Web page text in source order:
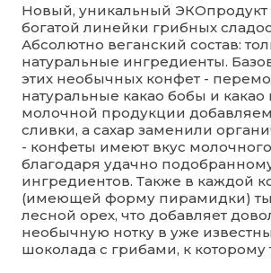
Новый, уникальный
богатой линейки грибных
Абсолютно веганский состав:
натуральные ингредиенты.
этих необычных конфет -
натуральные какао бобы и какао
молочной продукции
сливки, а сахар заменили
- конфеты имеют вкус
благодаря удачно
ингредиентов. Также в каждой
(имеющей форму пирамидки)
лесной орех, что добавляет
необычную нотку в уже
шоколада с грибами, к